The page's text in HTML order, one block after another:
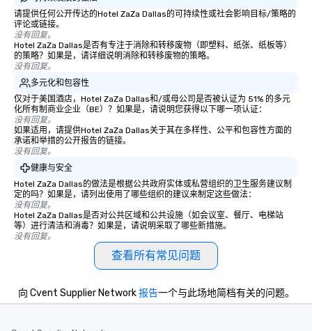
请提供任何公开传达的Hotel ZaZa Dallas的可持续性或社会影响目标/策略的
评论或链接。
没有回复。
Hotel ZaZa Dallas是否有专注于消除和转移废物（即塑料、纸张、纸板等）
的策略？如果是，请详细说明消除和转移废物的策略。
没有回复。
多元化和包容性
仅对于美国酒店，Hotel ZaZa Dallas和/或母公司是否被认证为 51% 的多元
化所有制商业企业（BE）？如果是，请说明您获得以下哪一项认证：
没有回复。
如果适用，请提供Hotel ZaZa Dallas关于其在多样性、公平和包容性方面的
承诺和举措的公开报告的链接。
没有回复。
健康与安全
Hotel ZaZa Dallas的做法是根据公共政府实体或私营组织的卫生服务建议制
定的吗？如果是，请列出使用了哪些组织的建议来制定这些做法：
没有回复。
Hotel ZaZa Dallas是否对公共区域和公共设施（如会议室、餐厅、电梯站
等）进行清洁和消毒？如果是，请说明采取了哪些新措施。
没有回复。
查看所有常见问题
向 Cvent Supplier Network报告一个与此场地简档有关的问题。